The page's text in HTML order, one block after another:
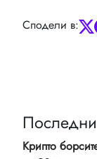
Сподели в:
Крипто